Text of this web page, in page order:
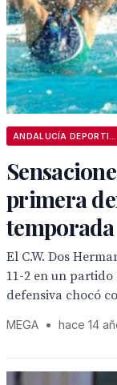
primera
temporada
El C.W. Dos
11-2 en un
defensiva chocó
MEGA • hace 14